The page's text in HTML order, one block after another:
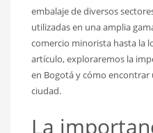
embalaje de diversos
utilizadas en una amplia
comercio minorista hasta la
artículo, exploraremos la
en Bogotá y cómo
ciudad.
La